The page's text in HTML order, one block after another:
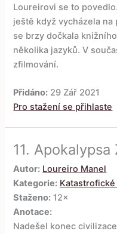
Loureirovi se to
ještě když vycházela
se brzy dočkala
několika jazyků. V
zfilmování.
Přidáno: 29 Zář 2021
Pro stažení se přihlaste
11.Apokalypsa
Autor: Loureiro Manel
Kategorie:
Staženo: 12×
Anotace:
Nadešel konec